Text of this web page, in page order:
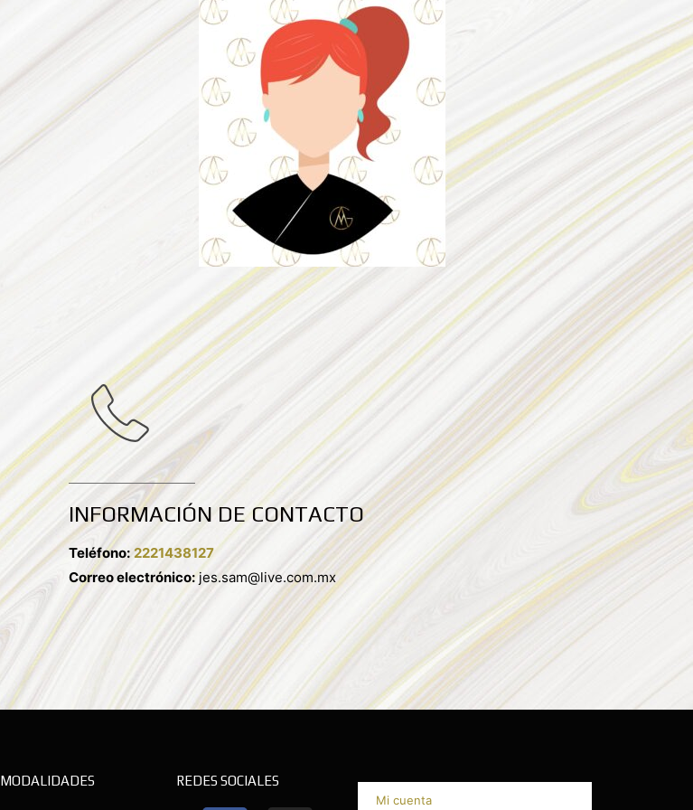
INFORMACIÓN DE CONTACTO
Teléfono: 2221438127
Correo electrónico:jes.sam@live.com.mx
MODALIDADES REDES SOCIALES
Mi cuenta